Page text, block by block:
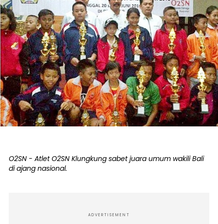
O2SN - Atlet O2SN Klungkung sabet juara umum wakili Bali
di ajang nasional.
ADVERTISEMENT